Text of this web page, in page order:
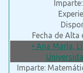
Fecha de Alta
• Ana María,
Imparte: